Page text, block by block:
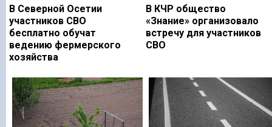
В Северной Осетии
участников СВО
бесплатно обучат
ведению фермерского
хозяйства
В КЧР общество
«Знание» организовало
встречу для участников
СВО